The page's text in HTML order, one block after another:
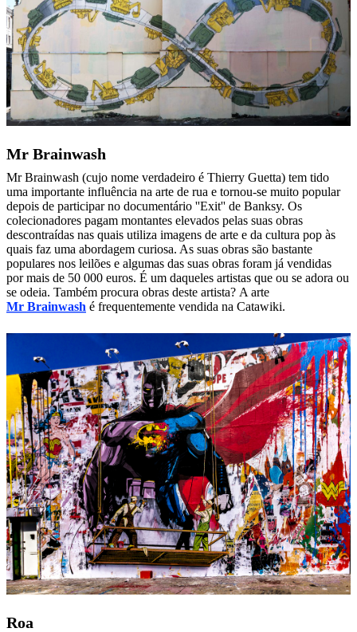
Mr Brainwash
Mr Brainwash (cujo nome verdadeiro é Thierry Guetta) tem tido
uma importante influência na arte de rua e tornou-se muito popular
depois de participar no documentário ''Exit'' de Banksy. Os
colecionadores pagam montantes elevados pelas suas obras
descontraídas nas quais utiliza imagens de arte e da cultura pop às
quais faz uma abordagem curiosa. As suas obras são bastante
populares nos leilões e algumas das suas obras foram já vendidas
por mais de 50 000 euros. É um daqueles artistas que ou se adora ou
se odeia. Também procura obras deste artista? A arte
Mr Brainwash é frequentemente vendida na Catawiki.
Roa